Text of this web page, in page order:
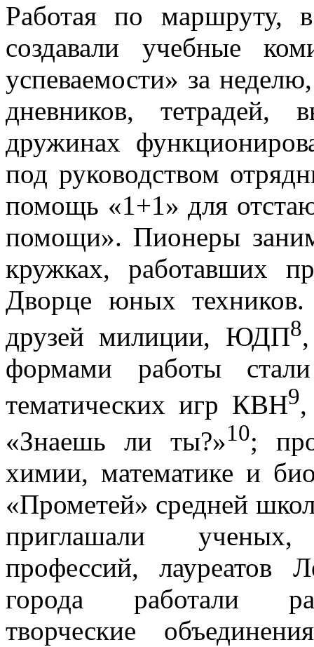
Работая по маршруту,
создавали учебные
успеваемости» за
дневников,
дружинах
под руководством
помощь «1+1» для
помощи». Пионеры
кружках, работавших
Дворце юных
друзей милиции, ЮДП8
формами работы
тематических игр КВН9,
«Знаешь ли ты?»10;
химии, математике и
«Прометей» средней
приглашали ученых,
профессий, лауреатов
города работали
творческие